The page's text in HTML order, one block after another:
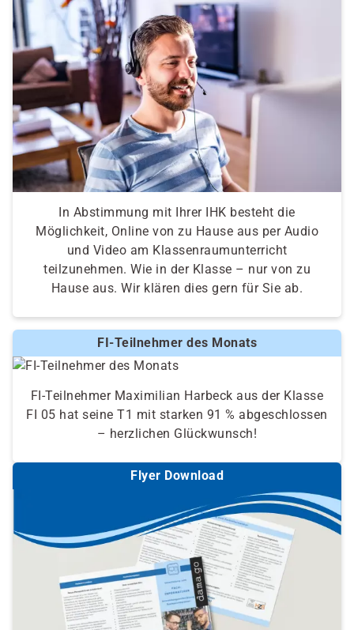
In Abstimmung mit Ihrer IHK besteht die
Möglichkeit, Online von zu Hause aus per Audio
und Video am Klassenraumunterricht
teilzunehmen. Wie in der Klasse – nur von zu
Hause aus. Wir klären dies gern für Sie ab.
FI-Teilnehmer des Monats
FI-Teilnehmer Maximilian Harbeck aus der Klasse
FI 05 hat seine T1 mit starken 91 % abgeschlossen
– herzlichen Glückwunsch!
Flyer Download